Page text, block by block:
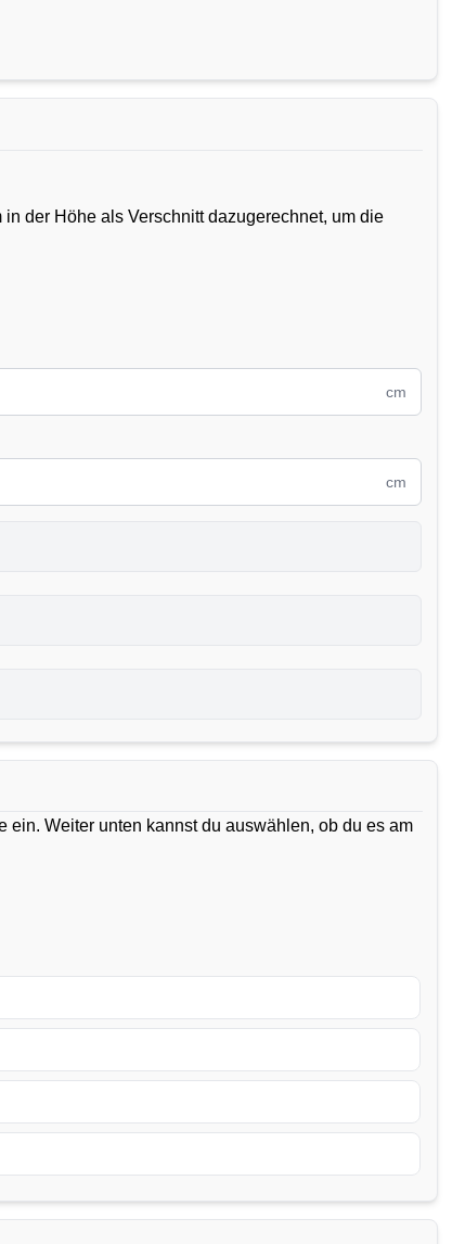
der Höhe als Verschnitt dazugerechnet, um die
cm
cm
Weiter unten kannst du auswählen, ob du es am